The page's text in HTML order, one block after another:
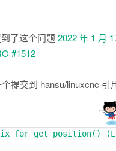
了这个问题2022 年 1 月
#1512
提交到 hansu/linuxcnc 引
for get_position() (